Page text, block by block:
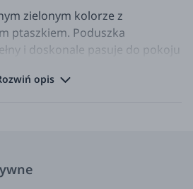
zielonym kolorze z
ptaszkiem. Poduszka
i doskonale pasuje do pokoju
i zabawny świat estetycznych
Inspirowana jest stylem
opis